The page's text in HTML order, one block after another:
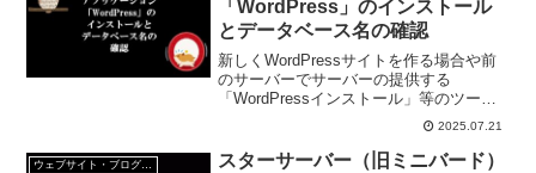
「WordPress」のインストール
とデータベース名の確認
新しくWordPressサイトを作る場合や前
のサーバーでサーバーの提供する
「WordPressインストール」等のツール
を利用していた場合は、レンタルサーバ
ーが提供するWordPressのインストール
ツールを利用したほうが失敗が少ない。
2025.07.21
スターサーバー（旧ミニバード）